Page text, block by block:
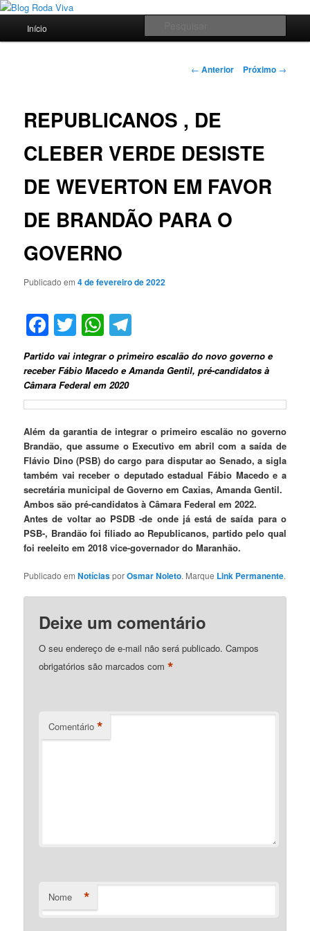
Pular Jornalismo sério comprometido com a verdade
principal
Início
Navegação
← Anterior Próximo →
REPUBLICANOS , DE
CLEBER VERDE DESISTE
DE WEVERTON EM FAVOR
DE BRANDÃO PARA O
GOVERNO
Publicado em4 de fevereiro de 2022
Facebook
TwitterWhatsApp
Partido vai integrar o primeiro escalão do novo governo e
receber Fábio Macedo e Amanda Gentil, pré-candidatos à
Câmara Federal em 2020
Além da garantia de integrar o primeiro escalão no governo
Brandão, que assume o Executivo em abril com a saída de
Flávio Dino (PSB) do cargo para disputar ao Senado, a sigla
também vai receber o deputado estadual Fábio Macedo e a
secretária municipal de Governo em Caxias, Amanda Gentil.
Ambos são pré-candidatos à Câmara Federal em 2022.
Antes de voltar ao PSDB -de onde já está de saída para o
PSB-, Brandão foi filiado ao Republicanos, partido pelo qual
foi reeleito em 2018 vice-governador do Maranhão.
Publicado emNotíciasporOsmar Noleto. Marque Link Permanente.
Deixe um comentário
O seu endereço de e-mail não será publicado. Campos
obrigatórios são marcados com*
Comentário *
Nome *